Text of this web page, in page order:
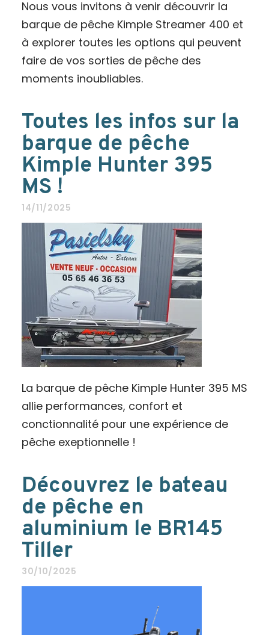
Nous vous invitons à venir découvrir la
barque de pêche Kimple Streamer 400 et
à explorer toutes les options qui peuvent
faire de vos sorties de pêche des
moments inoubliables.
Toutes les infos sur la
barque de pêche
Kimple Hunter 395
MS !
14/11/2025
La barque de pêche Kimple Hunter 395 MS
allie performances, confort et
conctionnalité pour une expérience de
pêche exeptionnelle !
Découvrez le bateau
de pêche en
aluminium le BR145
Tiller
30/10/2025